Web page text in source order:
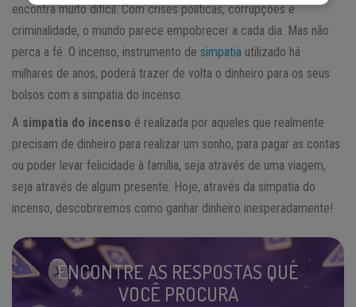
encontra muito difícil. Com crises políticas, corrupções e
criminalidade, o mundo parece empobrecer a cada dia. Mas não
perca a fé. O incenso, instrumento de simpatia utilizado há
milhares de anos, poderá trazer de volta o dinheiro para os seus
bolsos com a simpatia do incenso.
A simpatia do incenso é realizada por aqueles que realmente
precisam de dinheiro para realizar um sonho, para pagar as contas
ou poder levar felicidade à família, seja através de uma viagem,
seja através de algum presente. Hoje, através da simpatia do
incenso, descobriremos como ganhar dinheiro inesperadamente!
ENCONTRE AS RESPOSTAS QUE
VOCÊ PROCURA